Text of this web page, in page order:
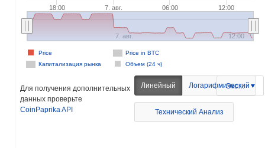
18:00 7. авг. 06:00 12:00
Price in BTC
Капитализация рынка
Объем (24 ч)
Price
7. авг. 12:00
Для получения дополнительных
данных проверьте
CoinPaprika API
Линейный Логарифмический
Экспорт
Технический Анализ